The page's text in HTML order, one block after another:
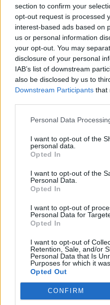
section to confirm your
opt-out request is processed
interest-based ads based on
us or personal information
your opt-out. You may
disclosure of your personal
IAB’s list of downstream
also be disclosed by us to
Downstream Participants that
Personal Data
I want to opt-out of the
personal data.
Opted In
I want to opt-out of the
Personal Data.
Opted In
I want to opt-out of
Personal Data for
Opted In
I want to opt-out of
Retention, Sale, and/or
Personal Data that Is
Purposes for which it
Opted Out
CONFIRM